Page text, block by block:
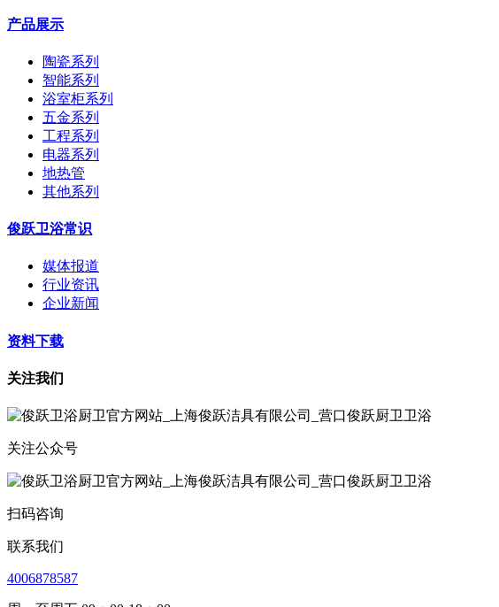
产品展示
陶瓷系列
智能系列
浴室柜系列
五金系列
工程系列
电器系列
地热管
其他系列
俊跃卫浴常识
媒体报道
行业资讯
企业新闻
资料下载
关注我们
关注公众号
扫码咨询
联系我们
4006878587